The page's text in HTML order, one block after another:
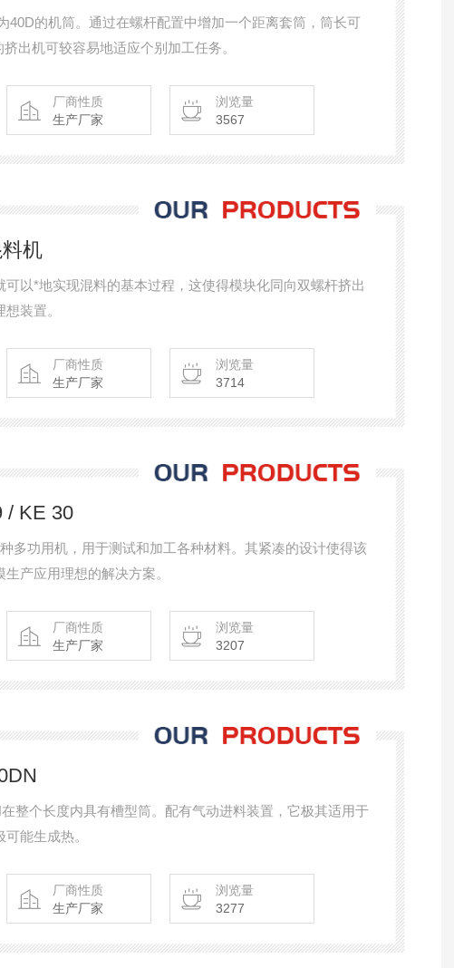
40D的机筒。通过在螺杆配置中增加一个距离套筒，筒长可
出机可较容易地适应个别加工任务。
厂商性质
生产厂家
浏览量
3567
机
以*地实现混料的基本过程，这使得模块化同向双螺杆挤出
装置。
厂商性质
生产厂家
浏览量
3714
/ KE 30
多功用机，用于测试和加工各种材料。其紧凑的设计使得该
产应用理想的解决方案。
厂商性质
生产厂家
浏览量
3207
整个长度内具有槽型筒。配有气动进料装置，它极其适用于
能生成热。
厂商性质
生产厂家
浏览量
3277